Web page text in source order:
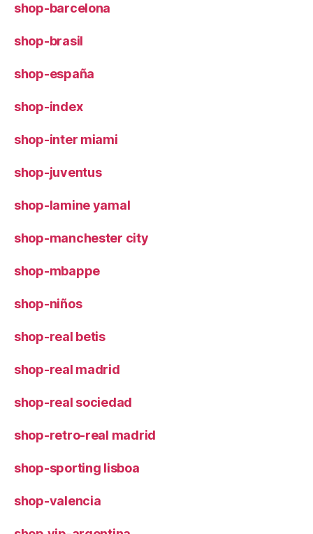
shop-barcelona
shop-brasil
shop-españa
shop-index
shop-inter miami
shop-juventus
shop-lamine yamal
shop-manchester city
shop-mbappe
shop-niños
shop-real betis
shop-real madrid
shop-real sociedad
shop-retro-real madrid
shop-sporting lisboa
shop-valencia